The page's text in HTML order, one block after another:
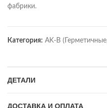
фабрики.
Категория: AK-B
ДЕТАЛИ
ДОСТАВКА И ОПЛАТА